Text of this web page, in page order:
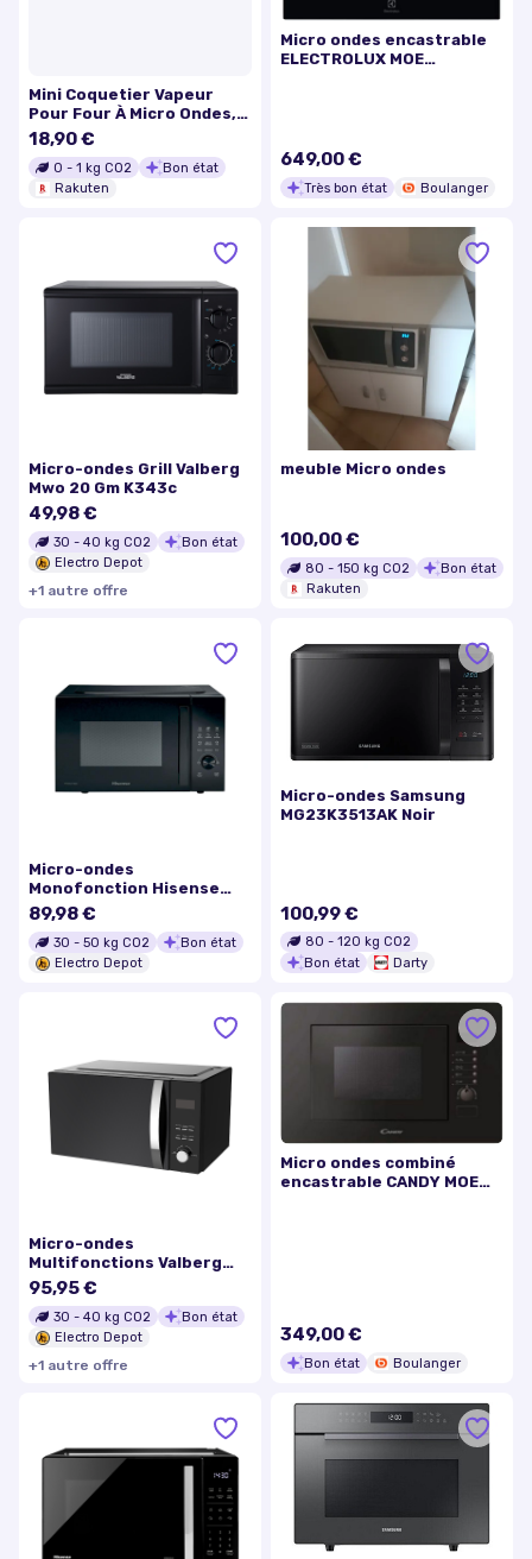
Mini Coquetier Vapeur
Pour Four À Micro Ondes,
Coquetier Pratique Et
Nutritif Pour Petit
Déjeuner, 2 Pièces 9109-
May14a27061
18,90 €
0 - 1 kg CO2
Bon état
Rakuten
Micro ondes encastrable
ELECTROLUX MOE
649,00 €
Très bon état Boulanger
Micro-ondes Grill Valberg
Mwo 20 Gm K343c
49,98 €
30 - 40 kg CO2
Bon état
Electro Depot
+1 autre offre
meuble Micro ondes
100,00 €
80 - 150 kg CO2
Bon état
Rakuten
Micro-ondes
Monofonction Hisense
Edh23mobv
89,98 €
30 - 50 kg CO2
Bon état
Electro Depot
Micro-ondes Samsung
MG23K3513AK Noir
100,99 €
80 - 120 kg CO2
Bon état
Darty
Micro-ondes
Multifonctions Valberg
Mwo 23 Cg K 902c 2
95,95 €
30 - 40 kg CO2
Bon état
Electro Depot
+1 autre offre
Micro ondes combiné
encastrable CANDY MOE
349,00 €
Bon état Boulanger